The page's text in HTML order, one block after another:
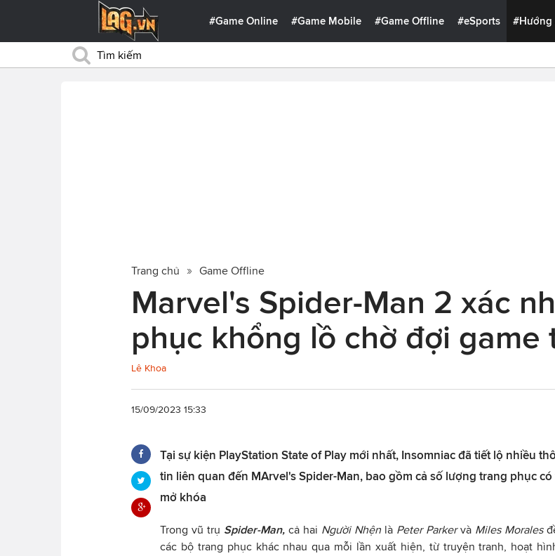
#Game Online #Game Mobile #Game Offline #eSports #Hướng
Trang chủ Game Offline
Marvel's Spider-Man 2 xác
phục khổng lồ chờ đợi game
Lê Khoa
15/09/2023 15:33
Tại sự kiện PlayStation State of Play mới nhất, Insomniac đã tiết lộ nhiều
tin liên quan đến MArvel's Spider-Man, bao gồm cả số lượng trang phục có
mở khóa
Trong vũ trụ Spider-Man, cả hai Người Nhện là Peter Parkervà Miles Morales
các bộ trang phục khác nhau qua mỗi lần xuất hiện, từ truyện tranh, hoạt